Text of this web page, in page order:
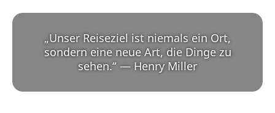
„Unser Reiseziel ist niemals ein Ort,
sondern eine neue Art, die Dinge zu
sehen.“ — Henry Miller